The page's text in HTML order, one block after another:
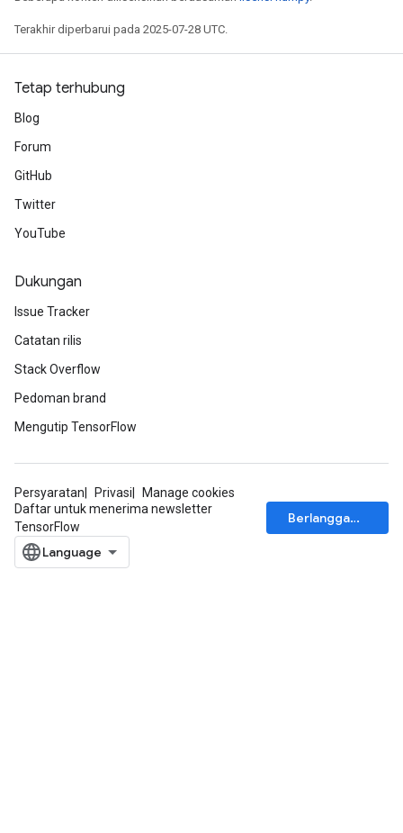
Terakhir diperbarui pada 2025-07-28 UTC.
Tetap terhubung
Blog
Forum
GitHub
Twitter
YouTube
Dukungan
Issue Tracker
Catatan rilis
Stack Overflow
Pedoman brand
Mengutip TensorFlow
Persyaratan Privasi
Manage cookies
Daftar untuk menerima newsletter
TensorFlow
Berlangganan